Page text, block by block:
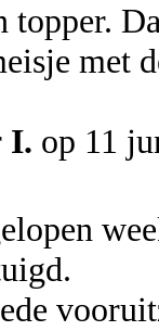
topper.
met
I. op 11